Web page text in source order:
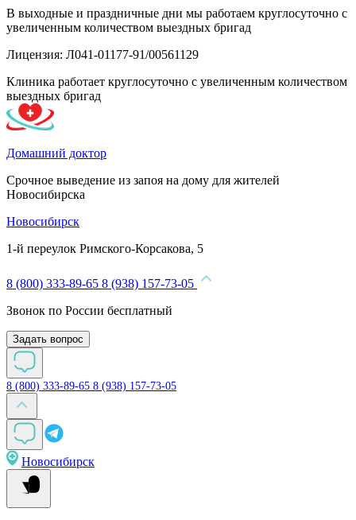
В выходные и праздничные дни мы работаем круглосуточно с
увеличенным количеством выездных бригад
Лицензия: Л041-01177-91/00561129
Клиника работает круглосуточно с увеличенным количеством
выездных бригад
Домашний доктор
Срочное выведение из запоя на дому для жителей
Новосибирска
Новосибирск
1-й переулок Римского-Корсакова, 5
8 (800) 333-89-65 8 (938) 157-73-05
Звонок по России бесплатный
Задать вопрос
8 (800) 333-89-65 8 (938) 157-73-05
Новосибирск